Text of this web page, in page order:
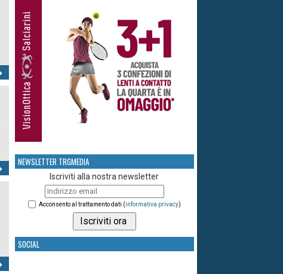
NEWSLETTER TRGMEDIA
Iscriviti alla nostra newsletter
Acconsento al trattamento dati (informativa privacy)
SOCIAL